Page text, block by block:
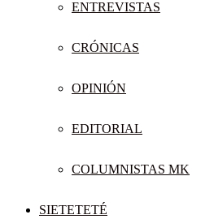
ENTREVISTAS
CRÓNICAS
OPINIÓN
EDITORIAL
COLUMNISTAS MK
SIETETETÉ